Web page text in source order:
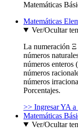
Matemáticas
Matemáticas
Ver/Ocultar
La numeración
números
números enteros
números
números
Porcentajes.
>> Ingresar YA a
Matemáticas
Ver/Ocultar